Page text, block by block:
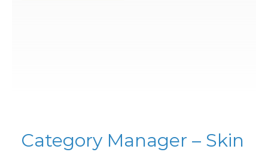
Category Manager – Skin